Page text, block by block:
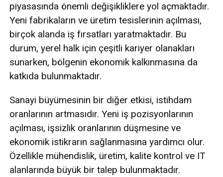
piyasasında önemli değişikliklere yol açmaktadır.
Yeni fabrikaların ve üretim tesislerinin açılması,
birçok alanda iş fırsatları yaratmaktadır. Bu
durum, yerel halk için çeşitli kariyer olanakları
sunarken, bölgenin ekonomik kalkınmasına da
katkıda bulunmaktadır.
Sanayi büyümesinin bir diğer etkisi, istihdam
oranlarının artmasıdır. Yeni iş pozisyonlarının
açılması, işsizlik oranlarının düşmesine ve
ekonomik istikrarın sağlanmasına yardımcı olur.
Özellikle mühendislik, üretim, kalite kontrol ve IT
alanlarında büyük bir talep bulunmaktadır.